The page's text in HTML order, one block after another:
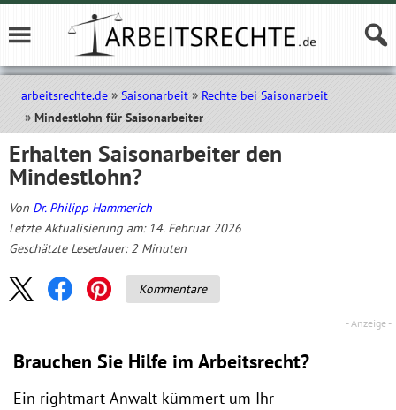
arbeitsrechte.de Saisonarbeit
Rechte bei Saisonarbeit
Mindestlohn für Saisonarbeiter
Erhalten Saisonarbeiter den
Mindestlohn?
Von Dr. Philipp Hammerich
Letzte Aktualisierung am: 14. Februar 2026
Geschätzte Lesedauer: 2 Minuten
Kommentare
Brauchen Sie Hilfe im Arbeitsrecht?
Ein rightmart-Anwalt kümmert um Ihr